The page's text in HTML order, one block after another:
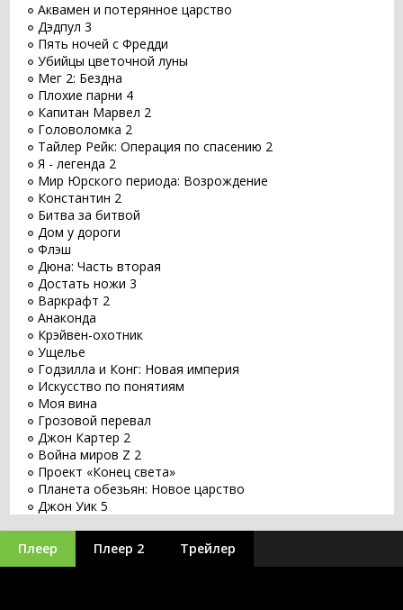
Аквамен и потерянное царство
Дэдпул 3
Пять ночей с Фредди
Убийцы цветочной луны
Мег 2: Бездна
Плохие парни 4
Капитан Марвел 2
Головоломка 2
Тайлер Рейк: Операция по спасению 2
Я - легенда 2
Мир Юрского периода: Возрождение
Константин 2
Битва за битвой
Дом у дороги
Флэш
Дюна: Часть вторая
Достать ножи 3
Варкрафт 2
Анаконда
Крэйвен-охотник
Ущелье
Годзилла и Конг: Новая империя
Искусство по понятиям
Моя вина
Грозовой перевал
Джон Картер 2
Война миров Z 2
Проект «Конец света»
Планета обезьян: Новое царство
Джон Уик 5
Хищник: Планета смерти
Оставь мир позади
Плеер Плеер 2 Трейлер